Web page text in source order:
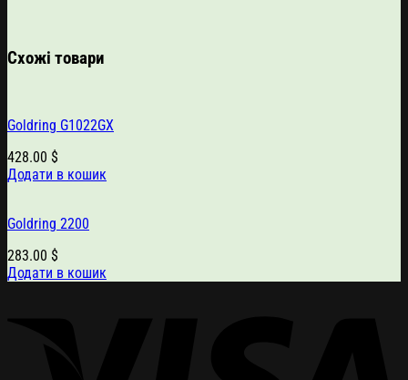
Схожі товари
Goldring G1022GX
428.00 $
Додати в кошик
Goldring 2200
283.00 $
Додати в кошик